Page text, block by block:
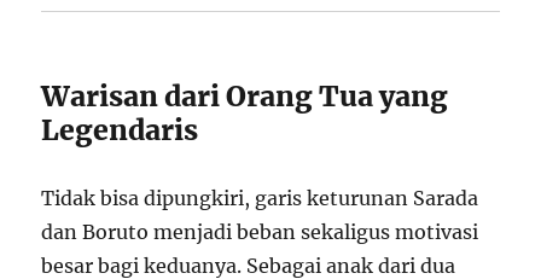
Warisan dari Orang Tua yang
Legendaris
Tidak bisa dipungkiri, garis keturunan Sarada
dan Boruto menjadi beban sekaligus motivasi
besar bagi keduanya. Sebagai anak dari dua